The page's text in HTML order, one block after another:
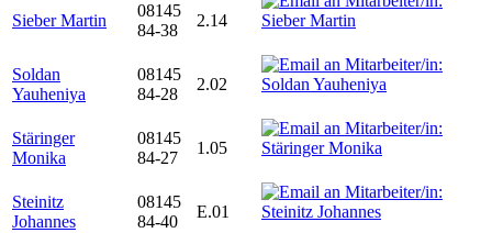
Sieber Martin
08145
84-38
2.14
Soldan
Yauheniya
08145
84-28
2.02
Stäringer
Monika
08145
84-27
1.05
Steinitz
Johannes
08145
84-40
E.01